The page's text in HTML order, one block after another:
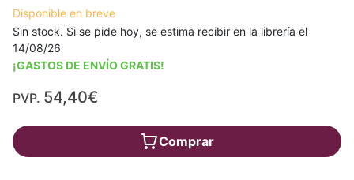
Disponible en breve
Sin stock. Si se pide hoy, se estima recibir en la librería el
14/08/26
¡GASTOS DE ENVÍO GRATIS!
PVP. 54,40€
Comprar